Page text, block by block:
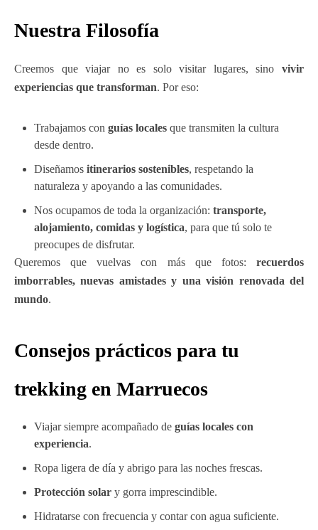
Nuestra Filosofía
Creemos que viajar no es solo visitar lugares, sino vivir
experiencias que transforman. Por eso:
Trabajamos con guías locales que transmiten la cultura
desde dentro.
Diseñamos itinerarios sostenibles, respetando la
naturaleza y apoyando a las comunidades.
Nos ocupamos de toda la organización: transporte,
alojamiento, comidas y logística, para que tú solo te
preocupes de disfrutar.
Queremos que vuelvas con más que fotos: recuerdos
imborrables, nuevas amistades y una visión renovada del
mundo.
Consejos prácticos para tu
trekking en Marruecos
Viajar siempre acompañado de guías locales con
experiencia.
Ropa ligera de día y abrigo para las noches frescas.
Protección solar y gorra imprescindible.
Hidratarse con frecuencia y contar con agua suficiente.